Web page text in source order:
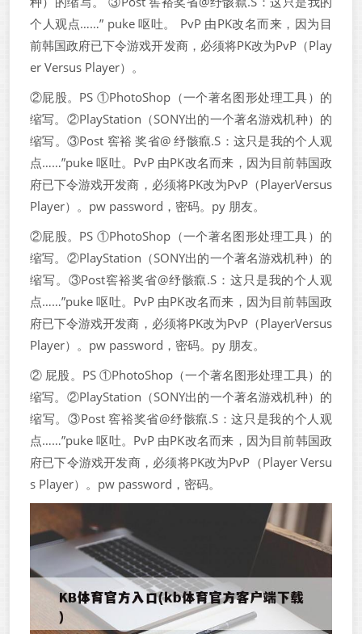
个人观点……” puke 呕吐。 PvP 由PK改名而来，因为目
前韩国政府已下令游戏开发商，必须将PK改为PvP（Play
er Versus Player）。
②屁股。PS ①PhotoShop（一个著名图形处理工具）的
缩写。②PlayStation（SONY出的一个著名游戏机种）的
缩写。③Post 窖裕 奖省@ 纾骸癙.S：这只是我的个人观
点……”puke 呕吐。PvP 由PK改名而来，因为目前韩国政
府已下令游戏开发商，必须将PK改为PvP（PlayerVersus
Player）。pw password，密码。py 朋友。
②屁股。PS ①PhotoShop（一个著名图形处理工具）的
缩写。②PlayStation（SONY出的一个著名游戏机种）的
缩写。③Post窖裕奖省@纾骸癙.S：这只是我的个人观
点……”puke 呕吐。PvP 由PK改名而来，因为目前韩国政
府已下令游戏开发商，必须将PK改为PvP（PlayerVersus
Player）。pw password，密码。py 朋友。
② 屁股。PS ①PhotoShop（一个著名图形处理工具）的
缩写。②PlayStation（SONY出的一个著名游戏机种）的
缩写。③Post 窖裕奖省@纾骸癙.S：这只是我的个人观
点……”puke 呕吐。PvP 由PK改名而来，因为目前韩国政
府已下令游戏开发商，必须将PK改为PvP（Player Versu
s Player）。pw password，密码。